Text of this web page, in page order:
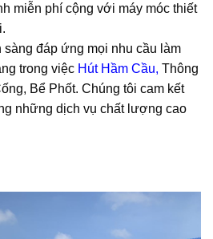
miễn phí cộng với máy móc thiết
đáp ứng mọi nhu cầu làm
trong việc Hút Hầm Cầu, Thông
Bể Phốt. Chúng tôi cam kết
những dịch vụ chất lượng cao